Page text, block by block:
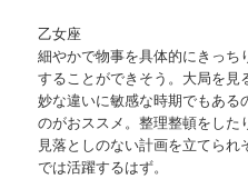
乙女座
細やかで物事を具体的にきっ
することができそう。大局を見
妙な違いに敏感な時期でもある
のがおススメ。整理整頓をした
見落としのない計画を立てら
では活躍するはず。